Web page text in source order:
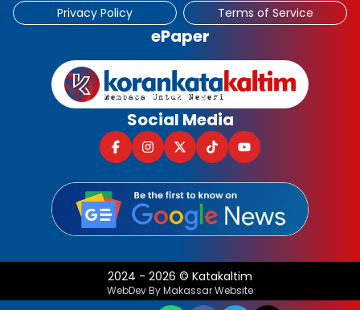
Privacy Policy
Terms of Service
ePaper
Social Media
2024 - 2026 © Katakaltim
WebDev By Makassar Website